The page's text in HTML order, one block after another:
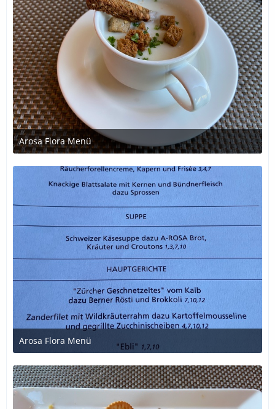
Arosa Flora Menü
1. Juli 2020 um 21:24
Arosa Flora Menü
1. Juli 2020 um 21:24